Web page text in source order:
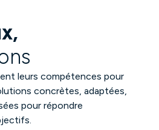
leurs compétences pour
concrètes, adaptées,
pour répondre